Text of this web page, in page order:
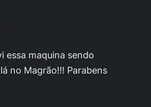
essa maquina sendo
no Magrão!!! Parabens